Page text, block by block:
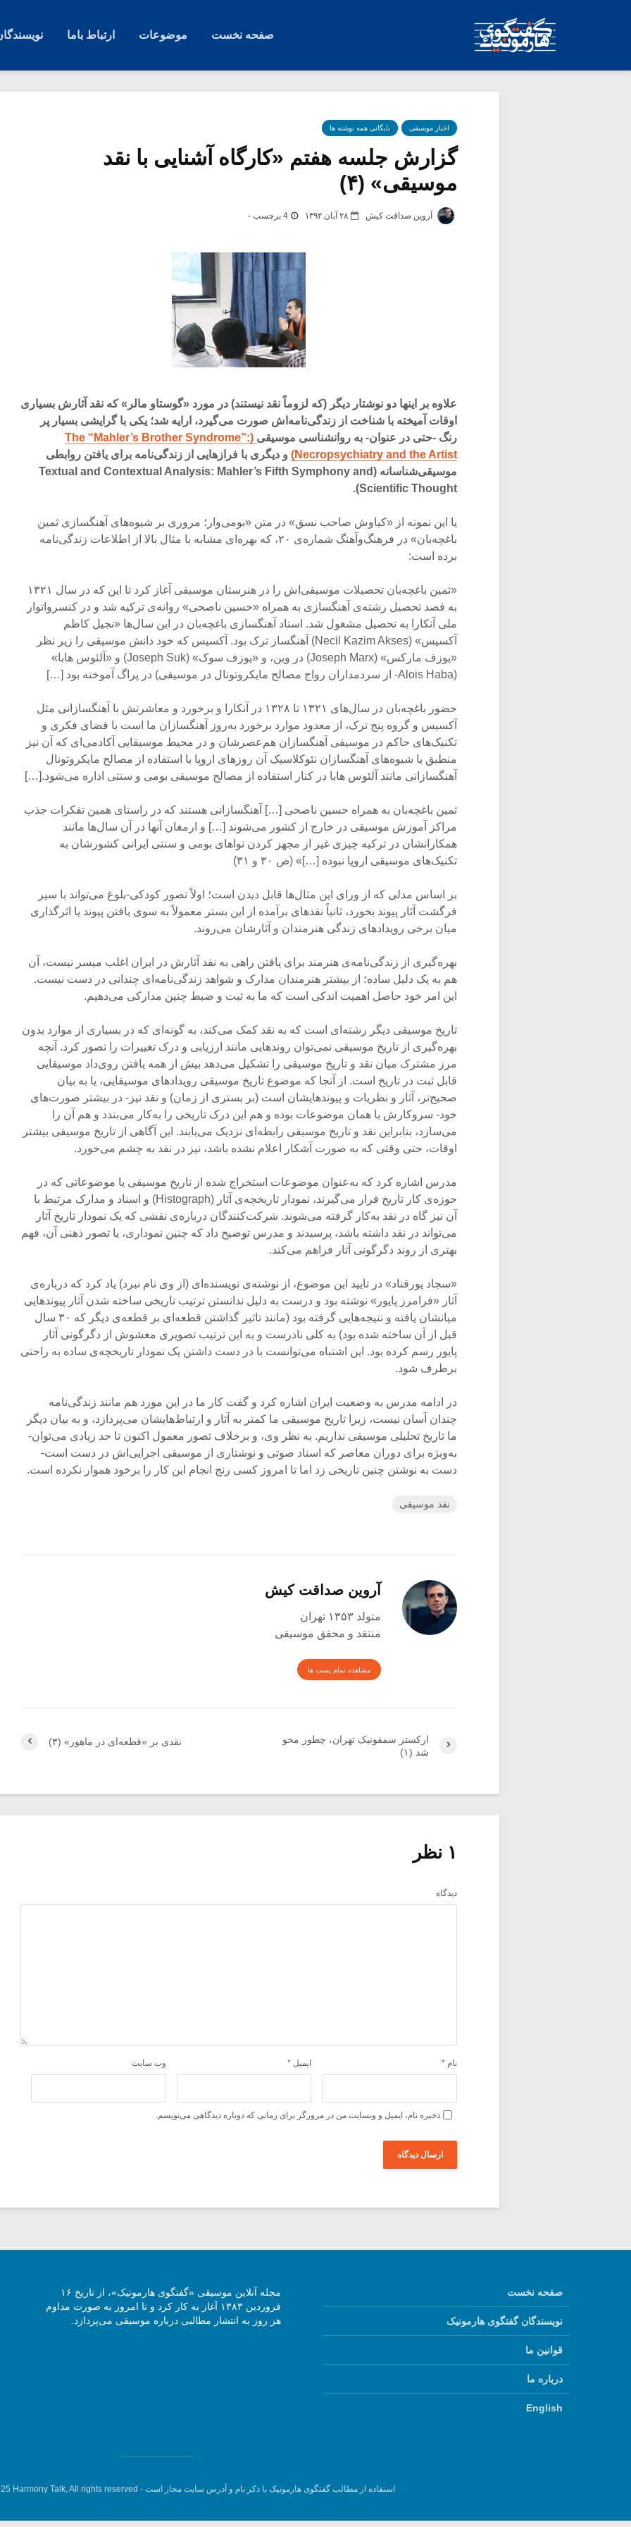
صفحه نخست موضوعات ارتباط باما
اخبار موسیقی بایگانی همه نوشته ها
گزارش جلسه هفتم «کارگاه آشنایی با نقد
موسیقی» (۴)
آروین صداقت کیش ۲۸ آبان ۱۳۹۲ 4 برچسب -
علاوه بر اینها دو نوشتار دیگر (که لزوماً نقد نیستند) در مورد «گوستاو مالر» که نقد آثارش بسیاری
اوقات آمیخته با شناخت از زندگی‌نامه‌اش صورت می‌گیرد، ارایه شد؛ یکی با گرایشی بسیار پر
رنگ -حتی در عنوان- به روانشناسی موسیقی
(The “Mahler’s Brother Syndrome”:
Necropsychiatry and the Artist)
و دیگری با فرازهایی از زندگی‌نامه برای یافتن روابطی
موسیقی‌شناسانه (Textual and Contextual Analysis: Mahler’s Fifth Symphony and
Scientific Thought).
یا این نمونه از «کیاوش صاحب نسق» در متن «بومی‌وار؛ مروری بر شیوه‌های آهنگسازی ثمین
باغچه‌بان» در فرهنگ‌وآهنگ شماره‌ی ۲۰، که بهره‌ای مشابه با مثال بالا از اطلاعات زندگی‌نامه
برده است:
«ثمین باغچه‌بان تحصیلات موسیقی‌اش را در هنرستان موسیقی آغاز کرد تا این که در سال ۱۳۲۱
به قصد تحصیل رشته‌ی آهنگسازی به همراه «حسین ناصحی» روانه‌ی ترکیه شد و در کنسرواتوار
ملی آنکارا به تحصیل مشغول شد. استاد آهنگسازی باغچه‌بان در این سال‌ها «نجیل کاظم
آکسیس» (Necil Kazim Akses) آهنگساز ترک بود. آکسیس که خود دانش موسیقی را زیر نظر
«یوزف مارکس» (Joseph Marx) در وین، و «یوزف سوک» (Joseph Suk) و «آلئوس هابا»
(Alois Haba- از سردمداران رواج مصالح مایکروتونال در موسیقی) در پراگ آموخته بود […]
حضور باغچه‌بان در سال‌های ۱۳۲۱ تا ۱۳۲۸ در آنکارا و برخورد و معاشرتش با آهنگسازانی مثل
آکسیس و گروه پنج ترک، از معدود موارد برخورد به‌روز آهنگسازان ما است با فضای فکری و
تکنیک‌های حاکم در موسیقی آهنگسازان هم‌عصرشان و در محیط موسیقایی آکادمی‌ای که آن نیز
منطبق با شیوه‌های آهنگسازان نئوکلاسیک آن روزهای اروپا با استفاده از مصالح مایکروتونال
آهنگسازانی مانند آلئوس هابا در کنار استفاده از مصالح موسیقی بومی و سنتی اداره می‌شود.[…]
ثمین باغچه‌بان به همراه حسین ناصحی […] آهنگسازانی هستند که در راستای همین تفکرات جذب
مراکز آموزش موسیقی در خارج از کشور می‌شوند […] و ارمغان آنها در آن سال‌ها مانند
همکارانشان در ترکیه چیزی غیر از مجهز کردن نواهای بومی و سنتی ایرانی کشورشان به
تکنیک‌های موسیقی اروپا نبوده […]» (ص ۳۰ و ۳۱)
بر اساس مدلی که از ورای این مثال‌ها قابل دیدن است؛ اولاً تصور کودکی-بلوغ می‌تواند با سیر
فرگشت آثار پیوند بخورد، ثانیاً نقدهای برآمده از این بستر معمولاً به سوی یافتن پیوند یا اثرگذاری
میان برخی رویدادهای زندگی هنرمندان و آثارشان می‌روند.
بهره‌گیری از زندگی‌نامه‌ی هنرمند برای یافتن راهی به نقد آثارش در ایران اغلب میسر نیست، آن
هم به یک دلیل ساده؛ از بیشتر هنرمندان مدارک و شواهد زندگی‌نامه‌ای چندانی در دست نیست.
این امر خود حاصل اهمیت اندکی است که ما به ثبت و ضبط چنین مدارکی می‌دهیم.
تاریخ موسیقی دیگر رشته‌ای است که به نقد کمک می‌کند، به گونه‌ای که در بسیاری از موارد بدون
بهره‌گیری از تاریخ موسیقی نمی‌توان روندهایی مانند ارزیابی و درک تغییرات را تصور کرد. آنچه
مرز مشترک میان نقد و تاریخ موسیقی را تشکیل می‌دهد بیش از همه یافتن روی‌داد موسیقایی
قابل ثبت در تاریخ است. از آنجا که موضوع تاریخ موسیقی رویدادهای موسیقایی، یا به بیان
صحیح‌تر، آثار و نظریات و پیوندهایشان است (بر بستری از زمان) و نقد نیز- در بیشتر صورت‌های
خود- سروکارش با همان موضوعات بوده و هم این درک تاریخی را به‌کار می‌بندد و هم آن را
می‌سازد، بنابراین نقد و تاریخ موسیقی رابطه‌ای نزدیک می‌یابند. این آگاهی از تاریخ موسیقی بیشتر
اوقات، حتی وقتی که به صورت آشکار اعلام نشده‌ باشد، نیز در نقد به چشم می‌خورد.
مدرس اشاره کرد که به‌عنوان موضوعات استخراج شده از تاریخ موسیقی یا موضوعاتی که در
حوزه‌ی کار تاریخ قرار می‌گیرند، نمودار تاریخچه‌ی آثار (Histograph) و اسناد و مدارک مرتبط با
آن نیز گاه در نقد به‌کار گرفته می‌شوند. شرکت‌کنندگان درباره‌ی نقشی که یک نمودار تاریخ آثار
می‌تواند در نقد داشته باشد، پرسیدند و مدرس توضیح داد که چنین نموداری، یا تصور ذهنی آن، فهم
بهتری از روند دگرگونی آثار فراهم می‌کند.
«سجاد پورقناد» در تایید این موضوع، از نوشته‌ی نویسنده‌ای (از وی نام نبرد) یاد کرد که درباره‌ی
آثار «فرامرز پایور» نوشته بود و درست به دلیل ندانستن ترتیب تاریخی ساخته شدن آثار پیوندهایی
میانشان یافته و نتیجه‌هایی گرفته بود (مانند تاثیر گذاشتن قطعه‌ای بر قطعه‌ی دیگر که ۳۰ سال
قبل از آن ساخته شده بود) به کلی نادرست و به این ترتیب تصویری مغشوش از دگرگونی آثار
پایور رسم کرده بود. این اشتباه می‌توانست با در دست داشتن یک نمودار تاریخچه‌ی ساده به راحتی
برطرف شود.
در ادامه مدرس به وضعیت ایران اشاره کرد و گفت کار ما در این مورد هم مانند زندگی‌نامه
چندان آسان نیست، زیرا تاریخ موسیقی‌ ما کمتر به آثار و ارتباط‌هایشان می‌پردازد، و به بیان دیگر
ما تاریخ تحلیلی موسیقی نداریم. به نظر وی، و برخلاف تصور معمول اکنون تا حد زیادی می‌توان-
به‌ویژه برای دوران معاصر که اسناد صوتی و نوشتاری از موسیقی اجرایی‌اش در دست است-
دست به نوشتن چنین تاریخی زد اما تا امروز کسی رنج انجام این کار را برخود هموار نکرده است.
نقد موسیقی
آروین صداقت کیش
متولد ۱۳۵۳ تهران
منتقد و محقق موسیقی
مشاهده تمام پست ها
نقدی بر «قطعه‌ای در ماهور» (۳)
ارکستر سمفونیک تهران، چطور محو
شد (۱)
۱ نظر
دیدگاه
نام * ایمیل * وب‌ سایت
ذخیره نام، ایمیل و وبسایت من در مرورگر برای زمانی که دوباره دیدگاهی می‌نویسم.
صفحه نخست
نویسندگان گفتگوی هارمونیک
قوانین ما
درباره ما
English
مجله آنلاین موسیقی «گفتگوی هارمونیک»، از تاریخ ۱۶
فروردین ۱۳۸۳ آغاز به کار کرد و تا امروز به صورت مداوم
هر روز به انتشار مطالبی درباره موسیقی می‌پردازد.
استفاده از مطالب گفتگوی هارمونیک با ذکر نام و آدرس سایت مجاز است - Harmony Talk, All rights reserved.